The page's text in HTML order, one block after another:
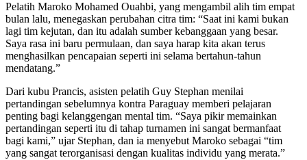
Pelatih Maroko Mohamed Ouahbi, yang mengambil alih tim empat
bulan lalu, menegaskan perubahan citra tim: “Saat ini kami bukan
lagi tim kejutan, dan itu adalah sumber kebanggaan yang besar.
Saya rasa ini baru permulaan, dan saya harap kita akan terus
menghasilkan pencapaian seperti ini selama bertahun-tahun
mendatang.”
Dari kubu Prancis, asisten pelatih Guy Stephan menilai
pertandingan sebelumnya kontra Paraguay memberi pelajaran
penting bagi kelanggengan mental tim. “Saya pikir memainkan
pertandingan seperti itu di tahap turnamen ini sangat bermanfaat
bagi kami,” ujar Stephan, dan ia menyebut Maroko sebagai “tim
yang sangat terorganisasi dengan kualitas individu yang merata.”